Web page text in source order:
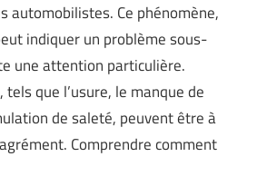
automobilistes. Ce phénomène,
indiquer un problème sous-
une attention particulière.
que l’usure, le manque de
de saleté, peuvent être à
Comprendre comment